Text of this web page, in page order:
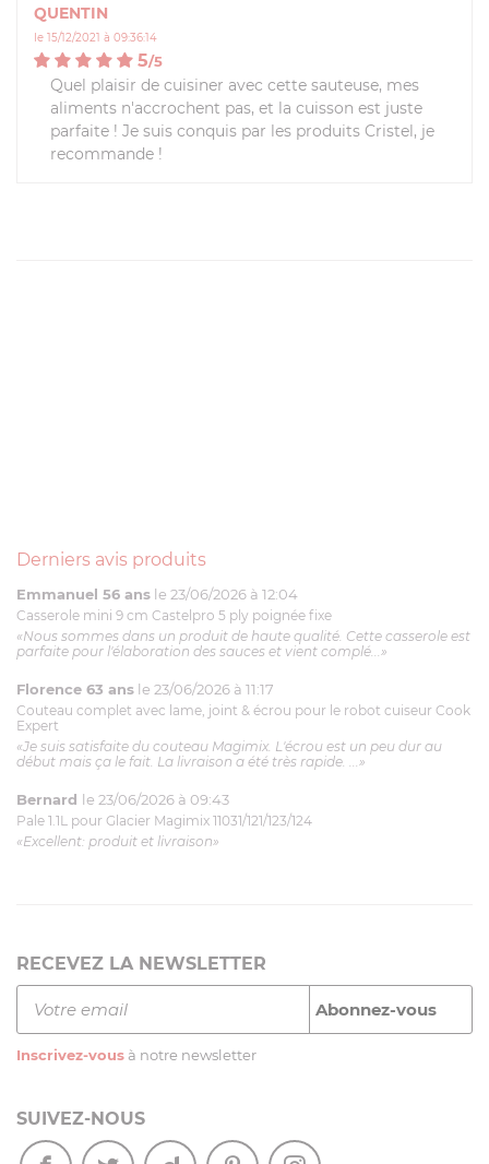
QUENTIN
le 15/12/2021 à 09:36:14
5/5
Quel plaisir de cuisiner avec cette sauteuse, mes
aliments n'accrochent pas, et la cuisson est juste
parfaite ! Je suis conquis par les produits Cristel, je
recommande !
Derniers avis produits
Emmanuel 56 ans le 23/06/2026 à 12:04
Casserole mini 9 cm Castelpro 5 ply poignée fixe
«Nous sommes dans un produit de haute qualité. Cette casserole est
parfaite pour l'élaboration des sauces et vient complé...»
Florence 63 ans le 23/06/2026 à 11:17
Couteau complet avec lame, joint & écrou pour le robot cuiseur Cook
Expert
«Je suis satisfaite du couteau Magimix. L'écrou est un peu dur au
début mais ça le fait. La livraison a été très rapide. ...»
Bernard le 23/06/2026 à 09:43
Pale 1.1L pour Glacier Magimix 11031/121/123/124
«Excellent: produit et livraison»
RECEVEZ LA NEWSLETTER
Inscrivez-vous à notre newsletter
SUIVEZ-NOUS